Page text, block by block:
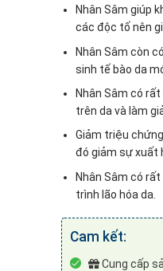
Nhân Sâm giúp
các độc tố nên
Nhân Sâm còn
sinh tế bào da
Nhân Sâm có
trên da và làm
Giảm triệu
đó giảm sự xuất
Nhân Sâm có
trình lão hóa da.
Cam kết:
Cung cấp